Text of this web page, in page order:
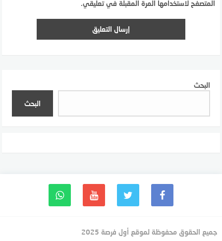
المتصفح لاستخدامها المرة المقبلة في تعليقي.
البحث
البحث
جميع الحقوق محفوظة لموقع أول فرصة 2025